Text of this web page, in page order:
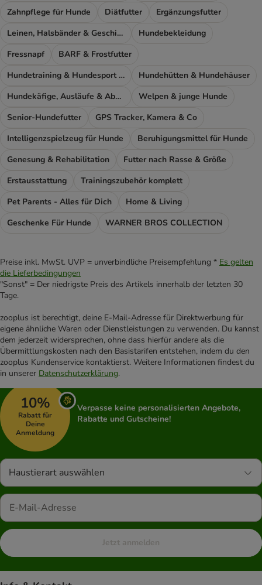
Zahnpflege für Hunde
Diätfutter
Ergänzungsfutter
Leinen, Halsbänder & Geschirre
Hundebekleidung
Fressnapf
BARF & Frostfutter
Hundetraining & Hundesport Zubehör
Hundehütten & Hundehäuser
Hundekäfige, Ausläufe & Absperrgitter
Welpen & junge Hunde
Senior-Hundefutter
GPS Tracker, Kamera & Co
Intelligenzspielzeug für Hunde
Beruhigungsmittel für Hunde
Genesung & Rehabilitation
Futter nach Rasse & Größe
Erstausstattung
Trainingszubehör komplett
Pet Parents - Alles für Dich
Home & Living
Geschenke Für Hunde
WARNER BROS COLLECTION
Preise inkl. MwSt. UVP = unverbindliche Preisempfehlung * Es gelten
die Lieferbedingungen
"Sonst" = Der niedrigste Preis des Artikels innerhalb der letzten 30
Tage.
zooplus ist berechtigt, deine E-Mail-Adresse für Direktwerbung für
eigene ähnliche Waren oder Dienstleistungen zu verwenden. Du kannst
dem jederzeit widersprechen, ohne dass hierfür andere als die
Übermittlungskosten nach den Basistarifen entstehen, indem du den
zooplus Kundenservice kontaktierst. Weitere Informationen findest du
in unserer Datenschutzerklärung.
10%
Rabatt für
Deine
Anmeldung
Verpasse keine personalisierten Angebote,
Rabatte und Gutscheine!
Haustierart auswählen
Jetzt anmelden